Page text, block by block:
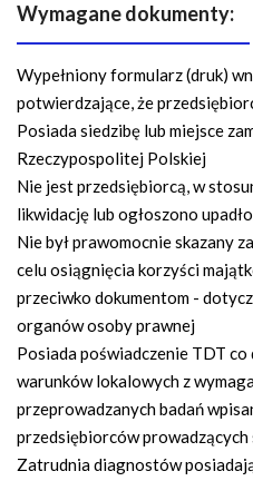
Wymagane dokumenty:
Wypełniony formularz (druk)
potwierdzające, że
Posiada siedzibę lub miejsce
Rzeczypospolitej Polskiej
Nie jest przedsiębiorcą, w
likwidację lub ogłoszono
Nie był prawomocnie skazany
celu osiągnięcia korzyści
przeciwko dokumentom -
organów osoby prawnej
Posiada poświadczenie TDT
warunków lokalowych z
przeprowadzanych badań
przedsiębiorców
Zatrudnia diagnostów